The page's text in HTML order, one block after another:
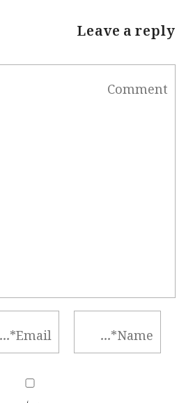
Leave a reply